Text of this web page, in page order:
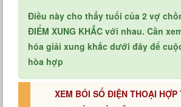
Điều này cho thấy tuổi của 2 vợ
ĐIỂM XUNG KHẮC với nhau. Cần
hóa giải xung khắc dưới đây để
hòa hợp
XEM BÓI SỐ ĐIỆN THOẠI HỢP